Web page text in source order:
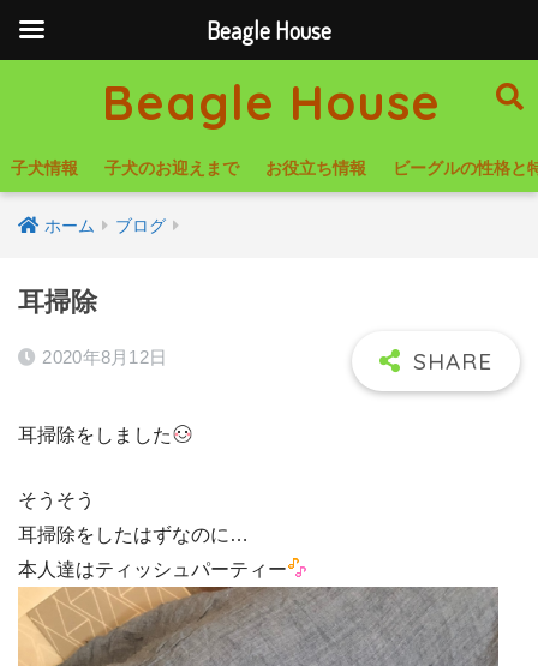
Beagle House
子犬情報 子犬のお迎えまで お役立ち情報 ビーグルの性格と
ホーム ブログ
耳掃除
2020年8月12日
耳掃除をしました
そうそう
耳掃除をしたはずなのに…
本人達はティッシュパーティー
Beagle House